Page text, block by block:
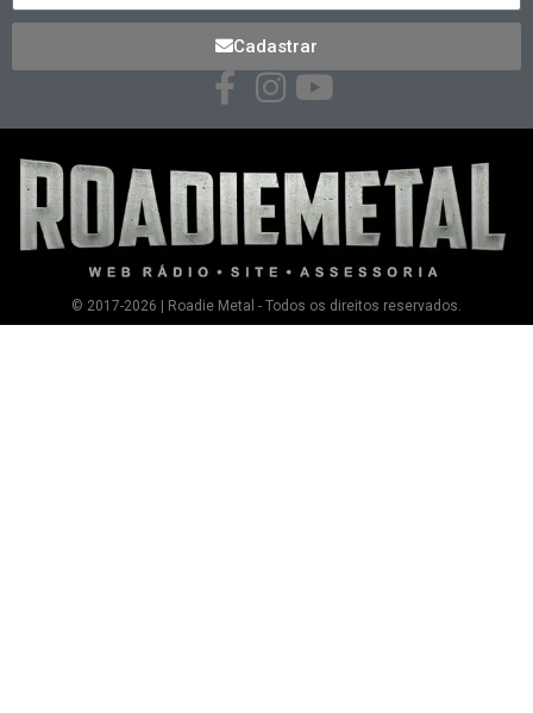
Cadastrar
© 2017-2026 | Roadie Metal - Todos os direitos reservados.